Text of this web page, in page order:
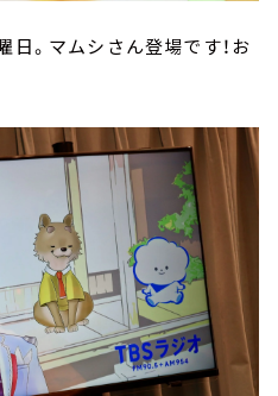
。マムシさん登場です！お